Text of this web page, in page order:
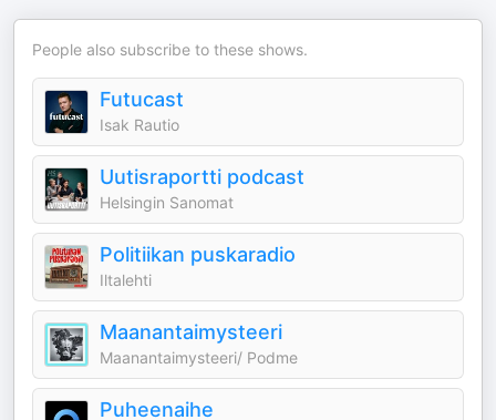
People also subscribe to these shows.
Futucast
Isak Rautio
Uutisraportti podcast
Helsingin Sanomat
Politiikan puskaradio
Iltalehti
Maanantaimysteeri
Maanantaimysteeri/ Podme
Puheenaihe